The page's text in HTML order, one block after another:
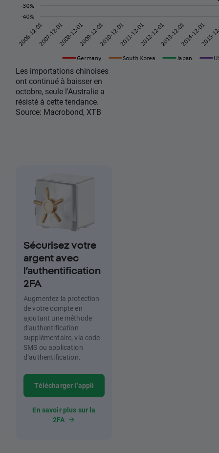
Les importations chinoises
ont continué à baisser en
octobre, seule l'Australie a
résisté à cette tendance.
Source: Macrobond, XTB
Sécurisez votre
argent avec
l’authentification
2FA
Augmentez la protection
de votre compte en
ajoutant une méthode
d’authentification
supplémentaire, via code
SMS ou application
d’authentification.
Télécharger l’appli
En savoir plus sur la
2FA